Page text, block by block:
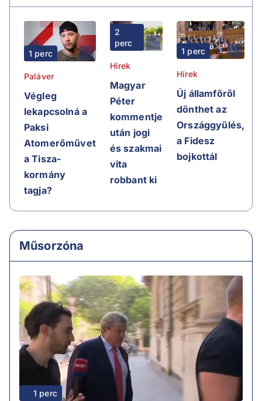
1 perc
Paláver
Végleg
lekapcsolná a
Paksi
Atomerőművet
a Tisza-
kormány
tagja?
2
perc
Hírek
Magyar
Péter
kommentje
után jogi
és szakmai
vita
robbant ki
1 perc
Hírek
Új államfőről
dönthet az
Országgyűlés,
a Fidesz
bojkottál
Műsorzóna
1 perc